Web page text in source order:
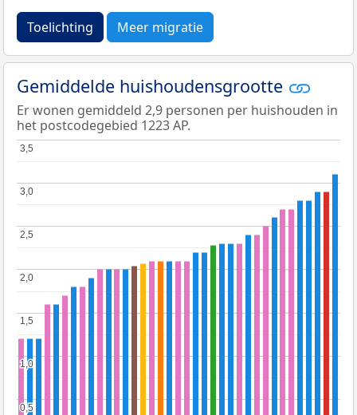
Toelichting Meer migratie
Gemiddelde huishoudensgrootte
Er wonen gemiddeld 2,9 personen per huishouden in
het postcodegebied 1223 AP.
0,5
0,5
1,0
1,0
1,5
1,5
2,0
2,0
2,5
2,5
3,0
3,0
3,5
3,5